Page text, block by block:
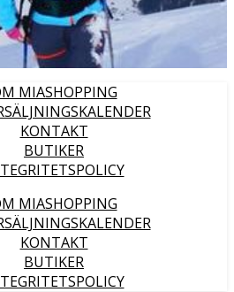
MIASHOPPING
KONTAKT
BUTIKER
MIASHOPPING
KONTAKT
BUTIKER